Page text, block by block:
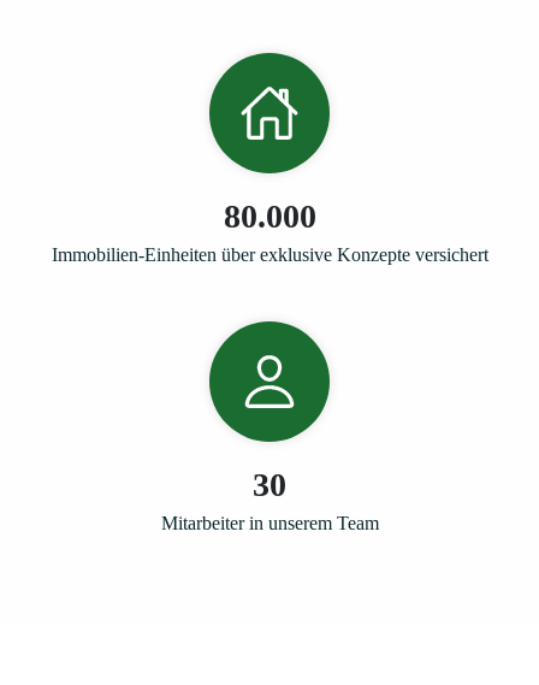
80.000
Immobilien-Einheiten über exklusive Konzepte versichert
30
Mitarbeiter in unserem Team